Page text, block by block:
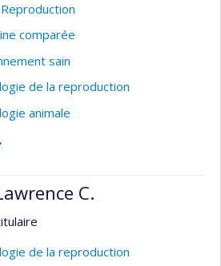
comparée
sain
de la reproduction
animale
C.
de la reproduction